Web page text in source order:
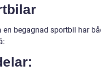
en begagnad sportbil har